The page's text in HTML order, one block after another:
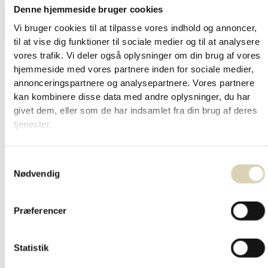
Denne hjemmeside bruger cookies
Vi bruger cookies til at tilpasse vores indhold og annoncer,
til at vise dig funktioner til sociale medier og til at analysere
vores trafik. Vi deler også oplysninger om din brug af vores
hjemmeside med vores partnere inden for sociale medier,
annonceringspartnere og analysepartnere. Vores partnere
kan kombinere disse data med andre oplysninger, du har
givet dem, eller som de har indsamlet fra din brug af deres
tjenester.
Nødvendig
Præferencer
Statistik